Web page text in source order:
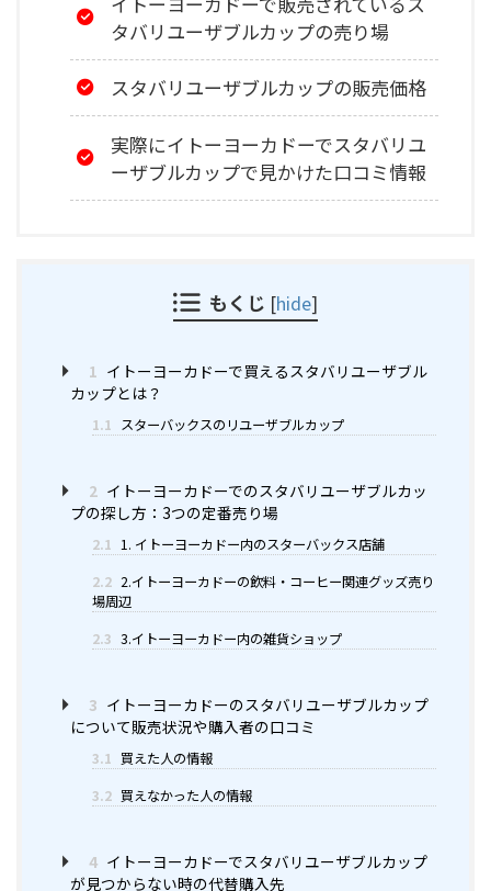
タバリユーザブルカップの売り場
スタバリユーザブルカップの販売価格
実際にイトーヨーカドーでスタバリユ
ーザブルカップで見かけた口コミ情報
もくじ [hide]
1 イトーヨーカドーで買えるスタバリユーザブル
カップとは？
1.1 スターバックスのリユーザブルカップ
2 イトーヨーカドーでのスタバリユーザブルカッ
プの探し方：3つの定番売り場
2.1 1. イトーヨーカドー内のスターバックス店舗
2.2 2.イトーヨーカドーの飲料・コーヒー関連グッズ売り
場周辺
2.3 3.イトーヨーカドー内の雑貨ショップ
3 イトーヨーカドーのスタバリユーザブルカップ
について販売状況や購入者の口コミ
3.1 買えた人の情報
3.2 買えなかった人の情報
4 イトーヨーカドーでスタバリユーザブルカップ
が見つからない時の代替購入先